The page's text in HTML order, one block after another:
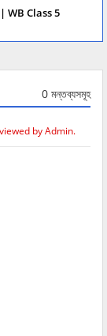
| WB Class 5
0 মন্তব্যসমূহ
by Admin.